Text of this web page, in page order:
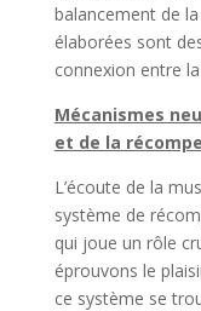
balancement de
élaborées sont
connexion entre
Mécanismes
et de la
L’écoute de la
système de
qui joue un rôle
éprouvons le
ce système se